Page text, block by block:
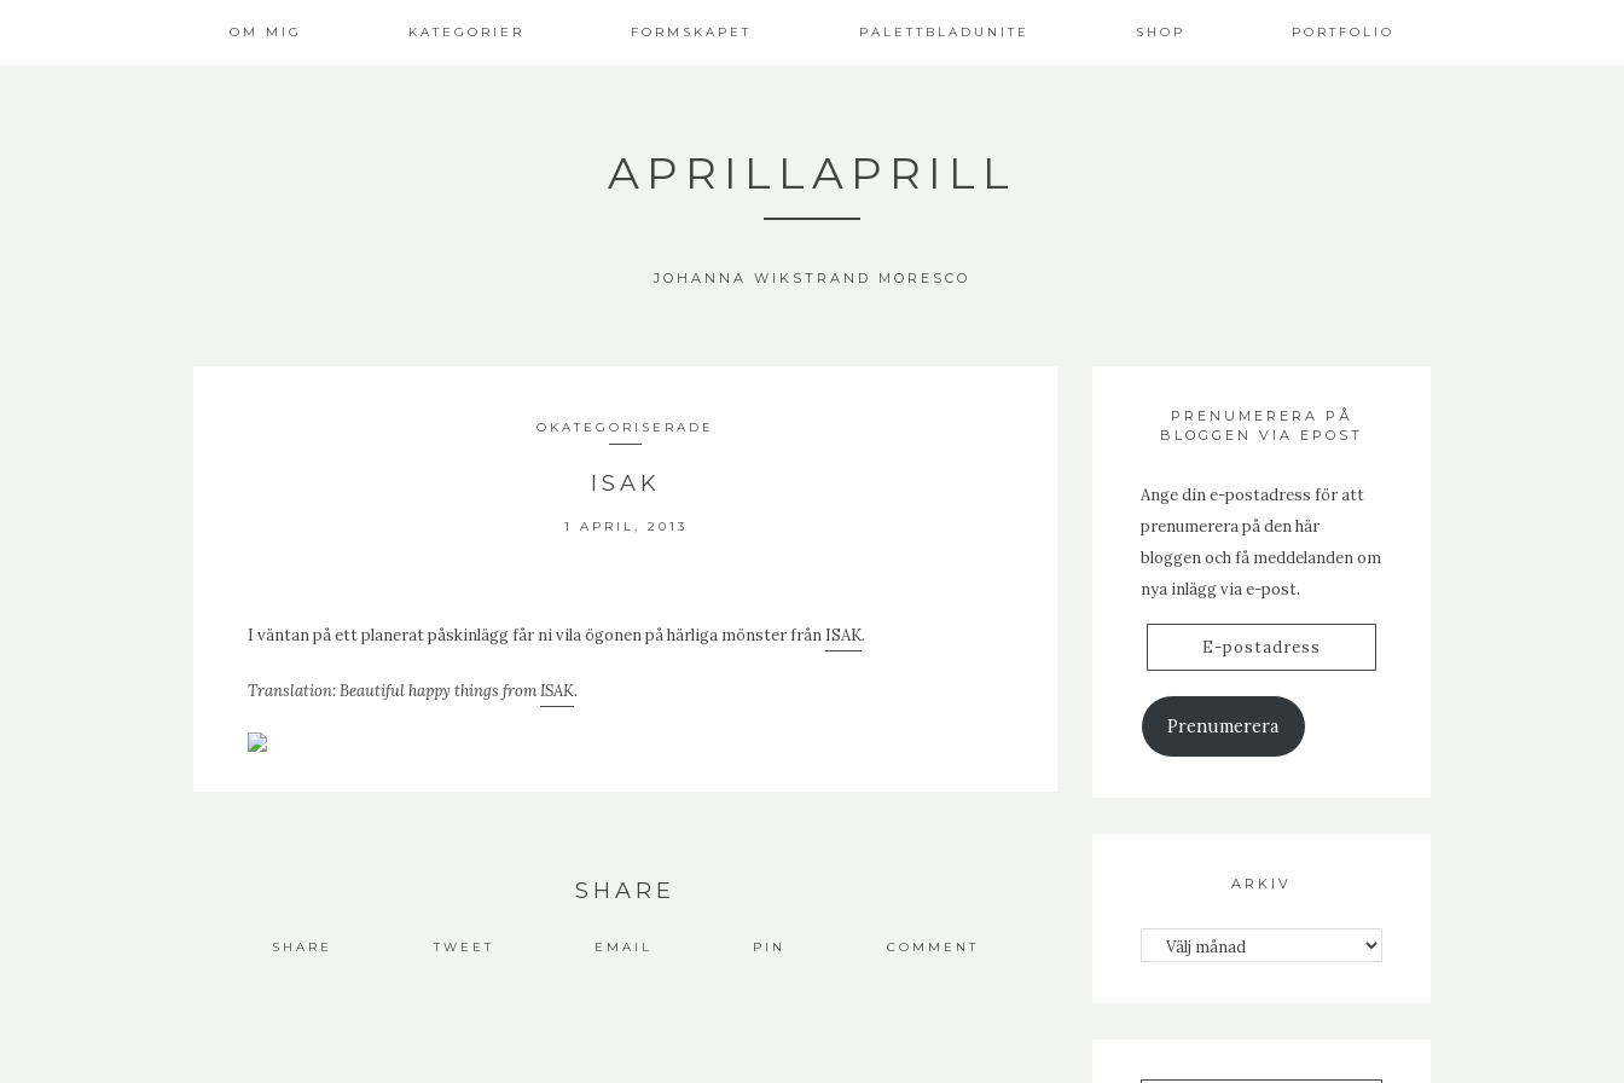
OM MIG KATEGORIER FORMSKAPET PALETTBLADUNITE SHOP PORTFOLIO
APRILLAPRILL
JOHANNA WIKSTRAND MORESCO
OKATEGORISERADE
ISAK
1 APRIL, 2013
I väntan på ett planerat påskinlägg får ni vila ögonen på härliga mönster från ISAK.
Translation: Beautiful happy things fromISAK.
SHARE
SHARE TWEET EMAIL PIN COMMENT
PRENUMERERA PÅ
BLOGGEN VIA EPOST
Ange din e-postadress för att
prenumerera på den här
bloggen och få meddelanden om
nya inlägg via e-post.
postadress
Prenumerera
ARKIV
Arkiv